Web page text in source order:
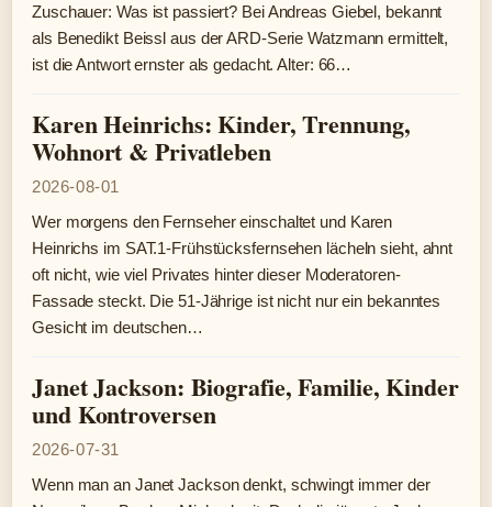
Zuschauer: Was ist passiert? Bei Andreas Giebel, bekannt
als Benedikt Beissl aus der ARD-Serie Watzmann ermittelt,
ist die Antwort ernster als gedacht. Alter: 66…
Karen Heinrichs: Kinder, Trennung,
Wohnort & Privatleben
2026-08-01
Wer morgens den Fernseher einschaltet und Karen
Heinrichs im SAT.1-Frühstücksfernsehen lächeln sieht, ahnt
oft nicht, wie viel Privates hinter dieser Moderatoren-
Fassade steckt. Die 51-Jährige ist nicht nur ein bekanntes
Gesicht im deutschen…
Janet Jackson: Biografie, Familie, Kinder
und Kontroversen
2026-07-31
Wenn man an Janet Jackson denkt, schwingt immer der